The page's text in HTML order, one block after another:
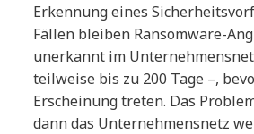
Erkennung eines
Fällen bleiben Ransomware-
unerkannt im
teilweise bis zu 200 Tage –,
Erscheinung treten. Das
dann das Unternehmensnetz